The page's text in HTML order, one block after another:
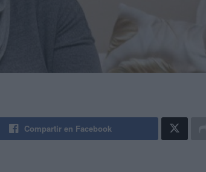
Compartir en Facebook